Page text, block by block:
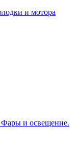
и мотора
и освещение.